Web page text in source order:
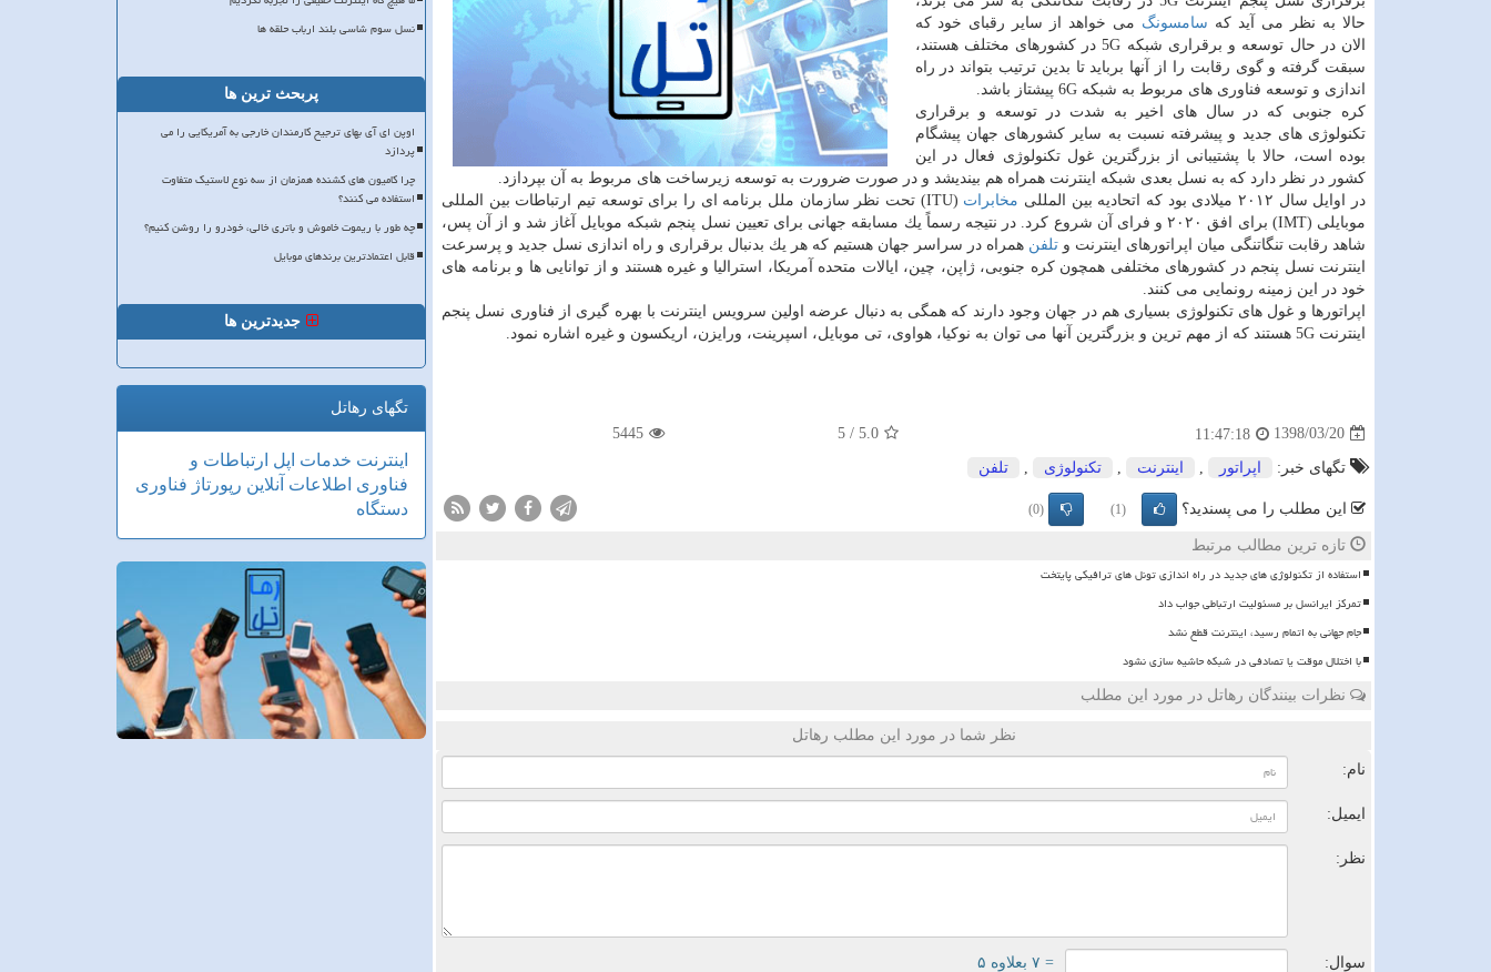
حالا به نظر می آید كه سامسونگ می خواهد از سایر رقبای خود كه
الان در حال توسعه و برقراری شبكه 5G در كشورهای مختلف هستند،
سبقت گرفته و گوی رقابت را از آنها برباید تا بدین ترتیب بتواند در راه
اندازی و توسعه فناوری های مربوط به شبكه 6G پیشتاز باشد.
كره جنوبی كه در سال های اخیر به شدت در توسعه و برقراری
تكنولوژی های جدید و پیشرفته نسبت به سایر كشورهای جهان پیشگام
بوده است، حالا با پشتیبانی از بزرگترین غول تكنولوژی فعال در این
كشور در نظر دارد كه به نسل بعدی شبكه اینترنت همراه هم بیندیشد و در صورت ضرورت به توسعه زیرساخت های مربوط به آن بپردازد.
در اوایل سال ۲۰۱۲ میلادی بود كه اتحادیه بین المللی
مخابرات
(ITU) تحت نظر سازمان ملل برنامه ای را برای توسعه تیم ارتباطات بین المللی
موبایلی (IMT) برای افق ۲۰۲۰ و فرای آن شروع كرد. در نتیجه رسماً یك مسابقه جهانی برای تعیین نسل پنجم شبكه موبایل آغاز شد و از آن پس،
شاهد رقابت تنگاتنگی میان اپراتورهای اینترنت و تلفن همراه در سراسر جهان هستیم كه هر یك بدنبال برقراری و راه اندازی نسل جدید و پرسرعت
اینترنت نسل پنجم در كشورهای مختلفی همچون كره جنوبی، ژاپن، چین، ایالات متحده آمریكا، استرالیا و غیره هستند و از توانایی ها و برنامه های
خود در این زمینه رونمایی می كنند.
اپراتورها و غول های تكنولوژی بسیاری هم در جهان وجود دارند كه همگی به دنبال عرضه اولین سرویس اینترنت با بهره گیری از فناوری نسل پنجم
اینترنت 5G هستند كه از مهم ترین و بزرگترین آنها می توان به نوكیا، هواوی، تی موبایل، اسپرینت، ورایزن، اریكسون و غیره اشاره نمود.
1398/03/20
11:47:18
5.0
/
5
5445
تگهای خبر: اپراتور اینترنت تكنولوژی تلفن
این مطلب را می پسندید؟ (1)
(0)
تازه ترین مطالب مرتبط
استفاده از تکنولوژی های جدید در راه اندازی تونل های ترافیکی پایتخت
تمرکز ایرانسل بر مسئولیت ارتباطی جواب داد
️جام جهانی به اتمام رسید، اینترنت قطع نشد
با اختلال موقت یا تصادفی در شبکه حاشیه سازی نشود
نظرات بینندگان رهاتل در مورد این مطلب
نظر شما در مورد این مطلب رهاتل
نام:
ایمیل:
نظر:
سوال: = ۷ بعلاوه ۵
نسل سوم شاسی بلند ارباب حلقه ها
پربحث ترین ها
اوپن ای آی بهای ترجیح کارمندان خارجی به آمریکایی را می
پردازد
چرا کامیون های کشنده همزمان از سه نوع لاستیک متفاوت
استفاده می کنند؟
چه طور با ریموت خاموش و باتری خالی، خودرو را روشن کنیم؟
قابل اعتمادترین برندهای موبایل
جدیدترین ها
تگهای رهاتل
اینترنت خدمات اپل ارتباطات و
فناوری اطلاعات آنلاین رپورتاژ فناوری
دستگاه